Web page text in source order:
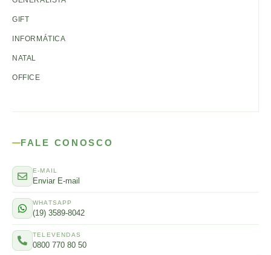
GIFT
INFORMÁTICA
NATAL
OFFICE
FALE CONOSCO
E-MAIL
Enviar E-mail
WHATSAPP
(19) 3589-8042
TELEVENDAS
0800 770 80 50